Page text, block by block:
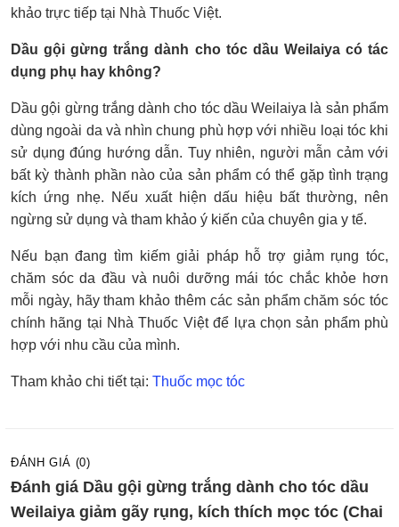
khảo trực tiếp tại Nhà Thuốc Việt.
Dầu gội gừng trắng dành cho tóc dầu Weilaiya có tác
dụng phụ hay không?
Dầu gội gừng trắng dành cho tóc dầu Weilaiya là sản phẩm
dùng ngoài da và nhìn chung phù hợp với nhiều loại tóc khi
sử dụng đúng hướng dẫn. Tuy nhiên, người mẫn cảm với
bất kỳ thành phần nào của sản phẩm có thể gặp tình trạng
kích ứng nhẹ. Nếu xuất hiện dấu hiệu bất thường, nên
ngừng sử dụng và tham khảo ý kiến của chuyên gia y tế.
Nếu bạn đang tìm kiếm giải pháp hỗ trợ giảm rụng tóc,
chăm sóc da đầu và nuôi dưỡng mái tóc chắc khỏe hơn
mỗi ngày, hãy tham khảo thêm các sản phẩm chăm sóc tóc
chính hãng tại Nhà Thuốc Việt để lựa chọn sản phẩm phù
hợp với nhu cầu của mình.
Tham khảo chi tiết tại: Thuốc mọc tóc
ĐÁNH GIÁ (0)
Đánh giá Dầu gội gừng trắng dành cho tóc dầu
Weilaiya giảm gãy rụng, kích thích mọc tóc (Chai